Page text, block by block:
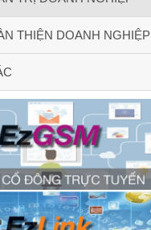
THIỆN DOANH NGHIỆP